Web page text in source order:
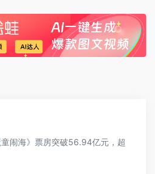
闹海》票房突破56.94亿元，超